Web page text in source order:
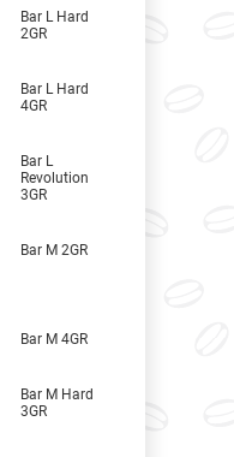
Bar L Hard
2GR
Bar L Hard
4GR
Bar L
Revolution
3GR
Bar M 2GR
Bar M 4GR
Bar M Hard
3GR